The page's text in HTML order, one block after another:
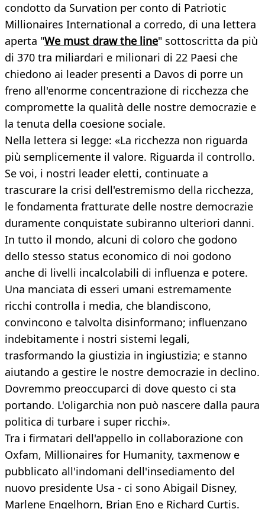
condotto da Survation per conto di Patriotic
Millionaires International a corredo, di una lettera
aperta "We must draw the line" sottoscritta da più
di 370 tra miliardari e milionari di 22 Paesi che
chiedono ai leader presenti a Davos di porre un
freno all'enorme concentrazione di ricchezza che
compromette la qualità delle nostre democrazie e
la tenuta della coesione sociale.
Nella lettera si legge: «La ricchezza non riguarda
più semplicemente il valore. Riguarda il controllo.
Se voi, i nostri leader eletti, continuate a
trascurare la crisi dell'estremismo della ricchezza,
le fondamenta fratturate delle nostre democrazie
duramente conquistate subiranno ulteriori danni.
In tutto il mondo, alcuni di coloro che godono
dello stesso status economico di noi godono
anche di livelli incalcolabili di influenza e potere.
Una manciata di esseri umani estremamente
ricchi controlla i media, che blandiscono,
convincono e talvolta disinformano; influenzano
indebitamente i nostri sistemi legali,
trasformando la giustizia in ingiustizia; e stanno
aiutando a gestire le nostre democrazie in declino.
Dovremmo preoccuparci di dove questo ci sta
portando. L'oligarchia non può nascere dalla paura
politica di turbare i super ricchi».
Tra i firmatari dell'appello in collaborazione con
Oxfam, Millionaires for Humanity, taxmenow e
pubblicato all'indomani dell'insediamento del
nuovo presidente Usa - ci sono Abigail Disney,
Marlene Engelhorn, Brian Eno e Richard Curtis.